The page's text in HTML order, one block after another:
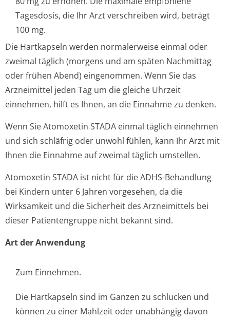
Tagesdosis, die Ihr Arzt verschreiben wird, beträgt
100 mg.
Die Hartkapseln werden normalerweise einmal oder
zweimal täglich (morgens und am späten Nachmittag
oder frühen Abend) eingenommen. Wenn Sie das
Arzneimittel jeden Tag um die gleiche Uhrzeit
einnehmen, hilft es Ihnen, an die Einnahme zu denken.
Wenn Sie Atomoxetin STADA einmal täglich einnehmen
und sich schläfrig oder unwohl fühlen, kann Ihr Arzt mit
Ihnen die Einnahme auf zweimal täglich umstellen.
Atomoxetin STADA ist nicht für die ADHS-Behandlung
bei Kindern unter 6 Jahren vorgesehen, da die
Wirksamkeit und die Sicherheit des Arzneimittels bei
dieser Patientengruppe nicht bekannt sind.
Art der Anwendung
Zum Einnehmen.
Die Hartkapseln sind im Ganzen zu schlucken und
können zu einer Mahlzeit oder unabhängig davon